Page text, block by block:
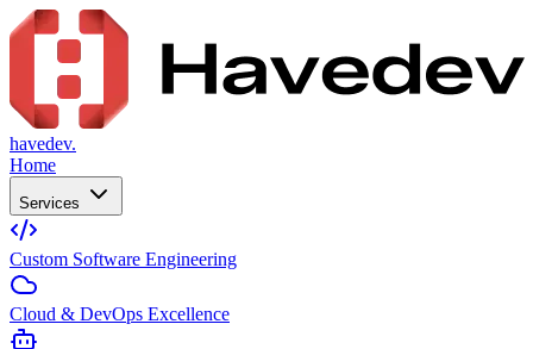
havedev.
Home
Services
Custom Software Engineering
Cloud & DevOps Excellence